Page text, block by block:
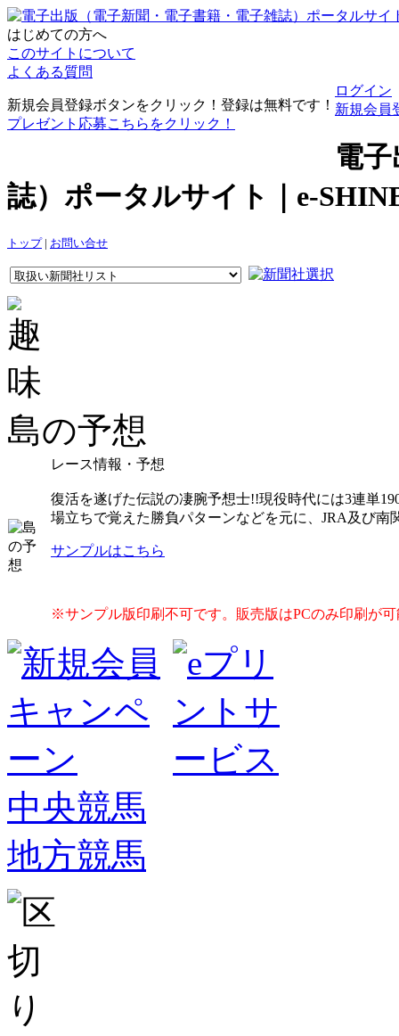
はじめての方へ
このサイトについて
よくある質問
新規会員登録ボタンをクリック！登録は無料です！
プレゼント応募こちらをクリック！
ログイン
新規会員
電
誌）ポータルサイト｜e-
トップ| お問い合せ
島の予想
レース情報・予想
復活を遂げた伝説の凄腕予想士!!現役時代には3連単
場立ちで覚えた勝負パターンなどを元に、JRA及び
サンプルはこちら
※サンプル版印刷不可です。販売版はPCのみ印刷が
中央競馬
地方競馬